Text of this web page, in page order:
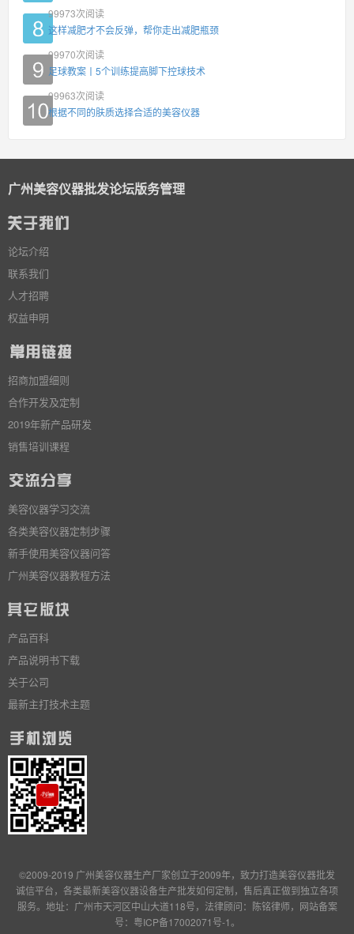
99973次阅读
这样减肥才不会反弹，帮你走出减肥瓶颈
99970次阅读
足球教案丨5个训练提高脚下控球技术
99963次阅读
根据不同的肤质选择合适的美容仪器
广州美容仪器批发论坛版务管理
论坛介绍
联系我们
人才招聘
权益申明
招商加盟细则
合作开发及定制
2019年新产品研发
销售培训课程
美容仪器学习交流
各类美容仪器定制步骤
新手使用美容仪器问答
广州美容仪器教程方法
产品百科
产品说明书下载
关于公司
最新主打技术主题
©2009-2019 广州美容仪器生产厂家创立于2009年，致力打造美容仪器批发
诚信平台，各类最新美容仪器设备生产批发如何定制，售后真正做到独立各项
服务。地址：广州市天河区中山大道118号，法律顾问：陈铭律师，网站备案
号： 粤ICP备17002071号-1。